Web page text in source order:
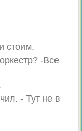
стоим.
-Все
- Тут не в